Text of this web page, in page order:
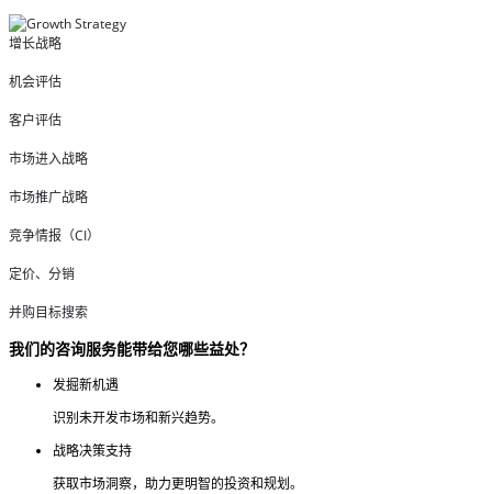
增长战略
机会评估
客户评估
市场进入战略
市场推广战略
竞争情报（CI）
定价、分销
并购目标搜索
我们的咨询服务能带给您哪些益处？
发掘新机遇
识别未开发市场和新兴趋势。
战略决策支持
获取市场洞察，助力更明智的投资和规划。